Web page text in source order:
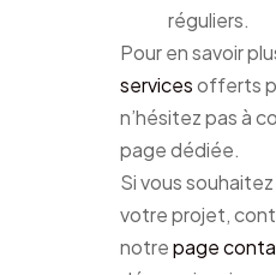
réguliers.
Pour en savoir
servicesofferts
n’hésitez pas à
page dédiée.
Si vous
votre projet,
notrepage